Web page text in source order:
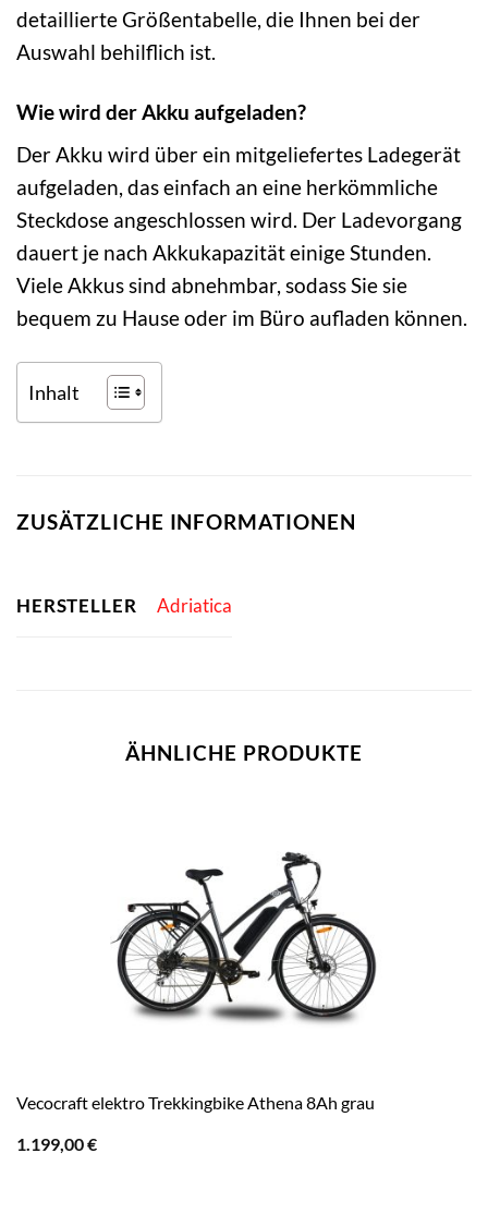
detaillierte Größentabelle, die Ihnen bei der
Auswahl behilflich ist.
Wie wird der Akku aufgeladen?
Der Akku wird über ein mitgeliefertes Ladegerät
aufgeladen, das einfach an eine herkömmliche
Steckdose angeschlossen wird. Der Ladevorgang
dauert je nach Akkukapazität einige Stunden.
Viele Akkus sind abnehmbar, sodass Sie sie
bequem zu Hause oder im Büro aufladen können.
Inhalt
ZUSÄTZLICHE INFORMATIONEN
HERSTELLER Adriatica
ÄHNLICHE PRODUKTE
Vecocraft elektro Trekkingbike Athena 8Ah grau
1.199,00€